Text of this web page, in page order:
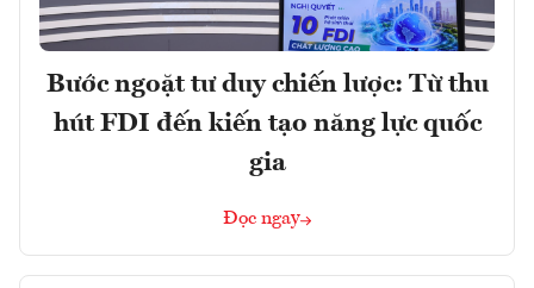
Bước ngoặt tư duy chiến lược: Từ thu
hút FDI đến kiến tạo năng lực quốc
gia
Đọc ngay